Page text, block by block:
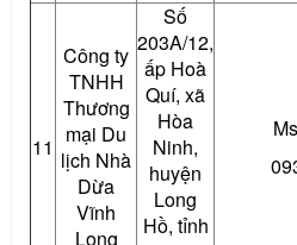
11
Công ty
TNHH
Thương
mại Du
lịch Nhà
Dừa
Vĩnh
Long
Số
203A/12,
ấp Hoà
Quí, xã
Hòa
Ninh,
huyện
Long
Hồ, tỉnh